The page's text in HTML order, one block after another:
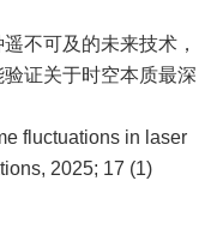
不可及的未来技术，
证关于时空本质最深
fluctuations in laser
2025; 17 (1)